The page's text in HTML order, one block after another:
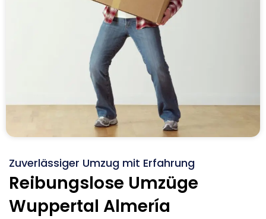
Zuverlässiger Umzug mit Erfahrung
Reibungslose Umzüge
Wuppertal Almería